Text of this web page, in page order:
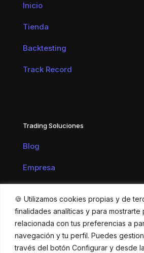
🍪 Utilizamos cookies propias y de
finalidades analíticas y para mostrarte
relacionada con tus preferencias a
navegación y tu perfil. Puedes
través del botón Configurar y desde la
Inicio
Tienda
Backtesting
Track Record
Trading Soluciones
Blog
Empresa
© 2026 Trading Soluciones |